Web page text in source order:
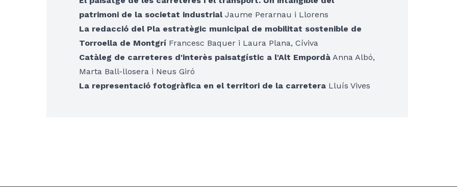
patrimoni de la societat industrialJaume Perarnau i Llorens
La redacció del Pla estratègic municipal de mobilitat sostenible de
Torroella de Montgrí Francesc Baquer i Laura Plana, Cíviva
Catàleg de carreteres d'interès paisatgístic a l'Alt Empordà Anna Albó,
Marta Ball-llosera i Neus Giró
La representació fotogràfica en el territori de la carretera Lluís Vives